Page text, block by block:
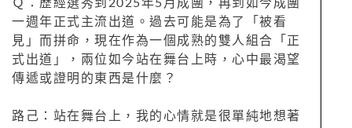
Ｑ：歷經選秀到2025年5月成團，再到如今成團
一週年正式主流出道。過去可能是為了「被看
見」而拼命，現在作為一個成熟的雙人組合「正
式出道」，兩位如今站在舞台上時，心中最渴望
傳遞或證明的東西是什麼？
路己：站在舞台上，我的心情就是很單純地想著